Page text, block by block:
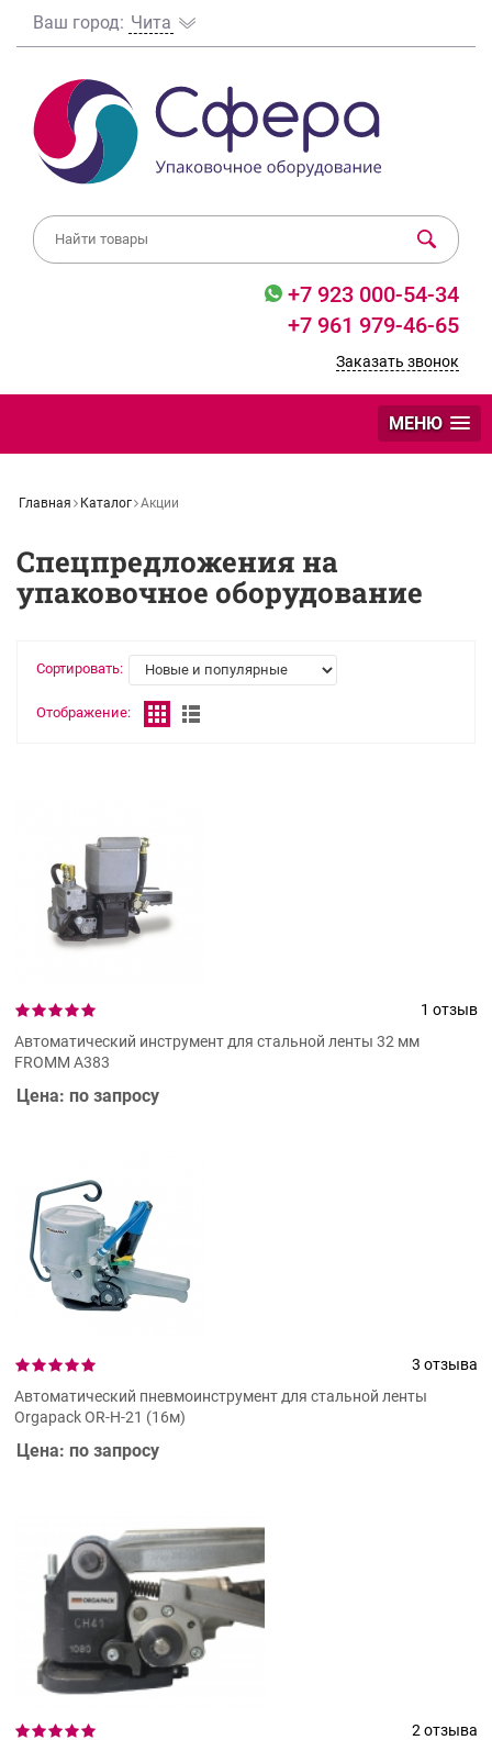
Ваш город: Чита
+7 923 000-54-34
+7 961 979-46-65
Заказать звонок
МЕНЮ
Главная Каталог Акции
Спецпредложения на
упаковочное оборудование
Сортировать:
Отображение:
1 отзыв
Автоматический инструмент для стальной ленты 32 мм
FROMM A383
Цена: по запросу
3 отзыва
Автоматический пневмоинструмент для стальной ленты
Orgapack OR-H-21 (16м)
Цена: по запросу
2 отзыва